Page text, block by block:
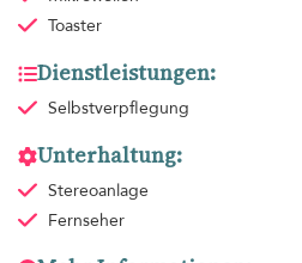
Toaster
Dienstleistungen:
Selbstverpflegung
Unterhaltung:
Stereoanlage
Fernseher